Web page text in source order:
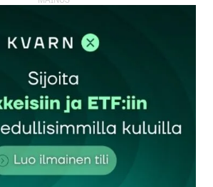
kirjautua
ei julkaista.Pakolliset
*